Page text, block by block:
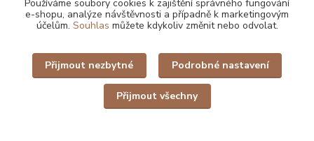
Upravit sběr cookies.
Používáme soubory cookies k zajištění správného fungování
e-shopu, analýze návštěvnosti a případně k marketingovým
účelům. Souhlas můžete kdykoliv změnit nebo odvolat.
Přijmout nezbytné Podrobné nastavení
Přijmout všechny